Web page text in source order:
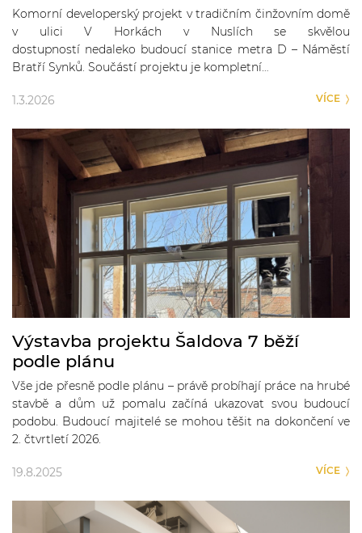
Komorní developerský projekt v tradičním činžovním domě
v ulici V Horkách v Nuslích se skvělou
dostupností nedaleko budoucí stanice metra D – Náměstí
Bratří Synků. Součástí projektu je kompletní…
1.3.2026 VÍCE
Výstavba projektu Šaldova 7 běží
podle plánu
Vše jde přesně podle plánu – právě probíhají práce na hrubé
stavbě a dům už pomalu začíná ukazovat svou budoucí
podobu. Budoucí majitelé se mohou těšit na dokončení ve
2. čtvrtletí 2026.
19.8.2025 VÍCE